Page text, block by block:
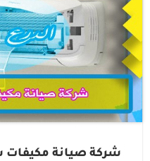
شركة صيانة مكيفات شرق